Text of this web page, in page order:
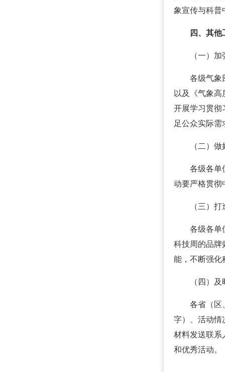
象宣传与科普
四、其他
（一）
各级气象
以及《气象
开展学习贯彻
足公众实际
（二）
各级各单
动要严格贯彻
（三）
各级各单
科技周的品牌
能，不断强化
（四）
各省（区
字）、活动情
材料发送联系
和优秀活动。